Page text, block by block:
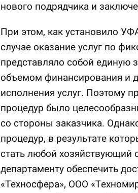
нового подрядчика и
При этом, как установило
случае оказание услуг по
представляло собой единую
объемом финансирования и
исполнения услуг. Поэтому
процедур было
со стороны заказчика.
процедур, в результате
стать любой хозяйствующий
департаменту обеспечить
«Техносфера», ООО